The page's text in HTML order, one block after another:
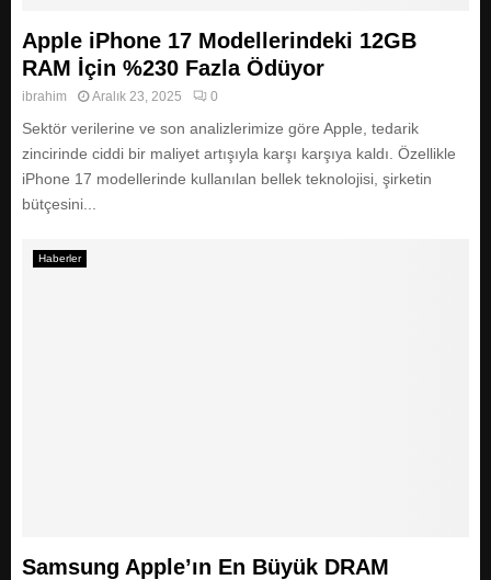
Apple iPhone 17 Modellerindeki 12GB
RAM İçin %230 Fazla Ödüyor
ibrahim Aralık 23, 2025 0
Sektör verilerine ve son analizlerimize göre Apple, tedarik
zincirinde ciddi bir maliyet artışıyla karşı karşıya kaldı. Özellikle
iPhone 17 modellerinde kullanılan bellek teknolojisi, şirketin
bütçesini...
Haberler
Samsung Apple’ın En Büyük DRAM